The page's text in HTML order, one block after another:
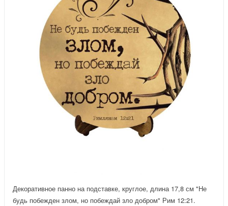
Декоративное панно на подставке, круглое, длина 17,8 см "Не
будь побежден злом, но побеждай зло добром" Рим 12:21.